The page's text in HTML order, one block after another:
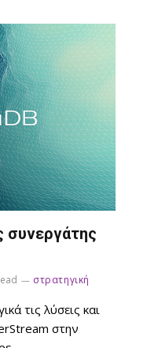
συνεργάτης
στρατηγική
τις λύσεις και
στην